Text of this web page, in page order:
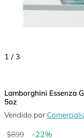
1 / 3
Lamborghini Essenza
5oz
Vendido por
$899 -22%